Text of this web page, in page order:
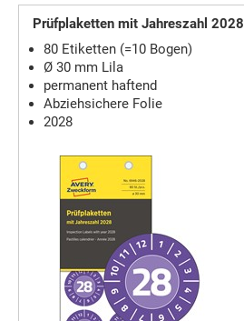
Prüfplaketten mit Jahreszahl 2028
80 Etiketten (=10 Bogen)
Ø 30 mm Lila
permanent haftend
Abziehsichere Folie
2028